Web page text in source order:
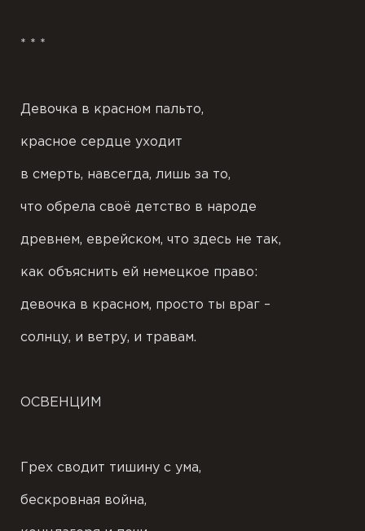
* * *
Девочка в красном пальто,
красное сердце уходит
в смерть, навсегда, лишь за то,
что обрела своё детство в народе
древнем, еврейском, что здесь не так,
как объяснить ей немецкое право:
девочка в красном, просто ты враг –
солнцу, и ветру, и травам.
ОСВЕНЦИМ
Грех сводит тишину с ума,
бескровная война,